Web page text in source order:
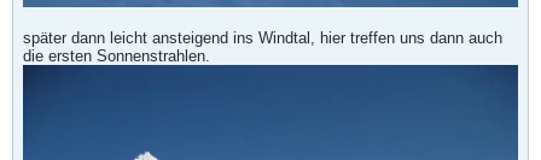
später dann leicht ansteigend ins Windtal, hier treffen uns dann auch
die ersten Sonnenstrahlen.